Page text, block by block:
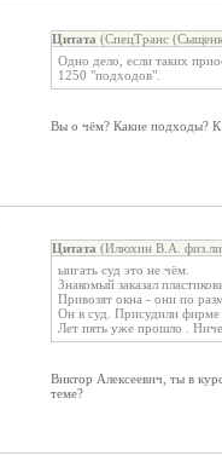
Цитата (СпецТранс
Одно дело, если таких
1250 "подходов".
Вы о чём? Какие подходы? К
Цитата (Илюхин В.А.
ыигать суд это не чём.
Знакомый заказал
Привозят окна - они по
Он в суд. Присудили фирме
Лет пять уже прошло .
Виктор Алексеевич, ты в
теме?